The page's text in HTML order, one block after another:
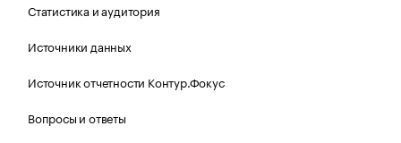
Статистика и аудитория
Источники данных
Источник отчетности Контур.Фокус
Вопросы и ответы